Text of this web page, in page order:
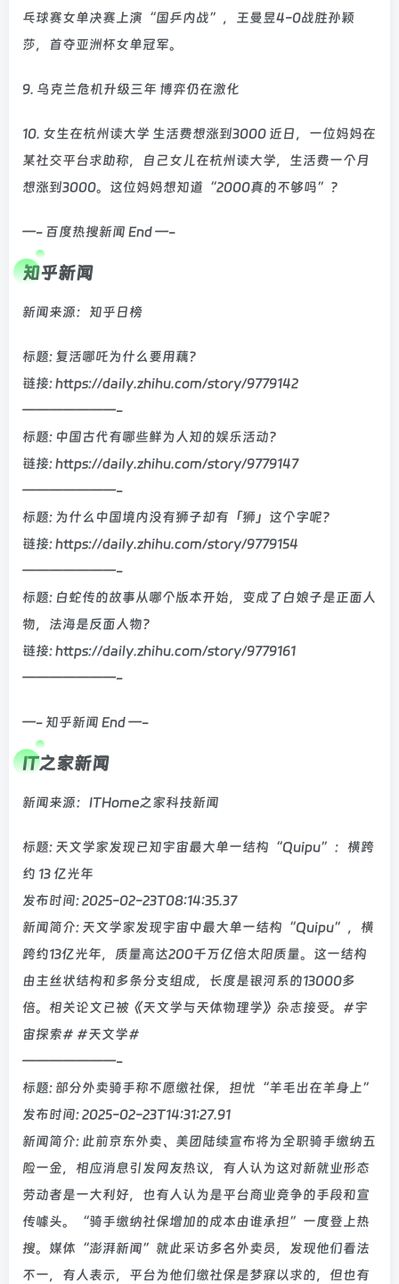
乓球赛女单决赛上演“国乒内战”，王曼昱4-0战胜孙颖
莎，首夺亚洲杯女单冠军。
9. 乌克兰危机升级三年 博弈仍在激化
10. 女生在杭州读大学 生活费想涨到3000 近日，一位妈妈在
某社交平台求助称，自己女儿在杭州读大学，生活费一个月
想涨到3000。这位妈妈想知道“2000真的不够吗”？
—- 百度热搜新闻 End —-
知乎新闻
新闻来源：知乎日榜
标题: 复活哪吒为什么要用藕？
链接: https://daily.zhihu.com/story/9779142
———————-
标题: 中国古代有哪些鲜为人知的娱乐活动？
链接: https://daily.zhihu.com/story/9779147
———————-
标题: 为什么中国境内没有狮子却有「狮」这个字呢？
链接: https://daily.zhihu.com/story/9779154
———————-
标题: 白蛇传的故事从哪个版本开始，变成了白娘子是正面人
物，法海是反面人物？
链接: https://daily.zhihu.com/story/9779161
———————-
—- 知乎新闻 End —-
IT之家新闻
新闻来源：ITHome之家科技新闻
标题: 天文学家发现已知宇宙最大单一结构“Quipu”：横跨
约 13 亿光年
发布时间: 2025-02-23T08:14:35.37
新闻简介: 天文学家发现宇宙中最大单一结构“Quipu”，横
跨约13亿光年，质量高达200千万亿倍太阳质量。这一结构
由主丝状结构和多条分支组成，长度是银河系的13000多
倍。相关论文已被《天文学与天体物理学》杂志接受。#宇
宙探索# #天文学#
———————-
标题: 部分外卖骑手称不愿缴社保，担忧“羊毛出在羊身上”
发布时间: 2025-02-23T14:31:27.91
新闻简介: 此前京东外卖、美团陆续宣布将为全职骑手缴纳五
险一金，相应消息引发网友热议，有人认为这对新就业形态
劳动者是一大利好，也有人认为是平台商业竞争的手段和宣
传噱头。“骑手缴纳社保增加的成本由谁承担”一度登上热
搜。媒体“澎湃新闻”就此采访多名外卖员，发现他们看法
不一，有人表示，平台为他们缴社保是梦寐以求的，但也有